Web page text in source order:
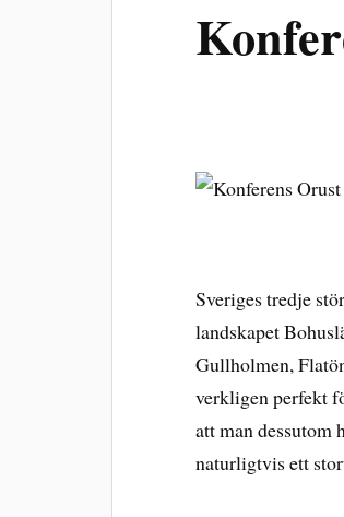
Sveriges tredje
landskapet
Gullholmen,
verkligen perfekt
att man dessutom
naturligtvis ett